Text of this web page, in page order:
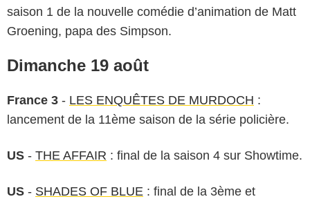
saison 1 de la nouvelle comédie d’animation de Matt
Groening, papa des Simpson.
Dimanche 19 août
France 3 - LES ENQUÊTES DE MURDOCH :
lancement de la 11ème saison de la série policière.
US - THE AFFAIR : final de la saison 4 sur Showtime.
US - SHADES OF BLUE : final de la 3ème et